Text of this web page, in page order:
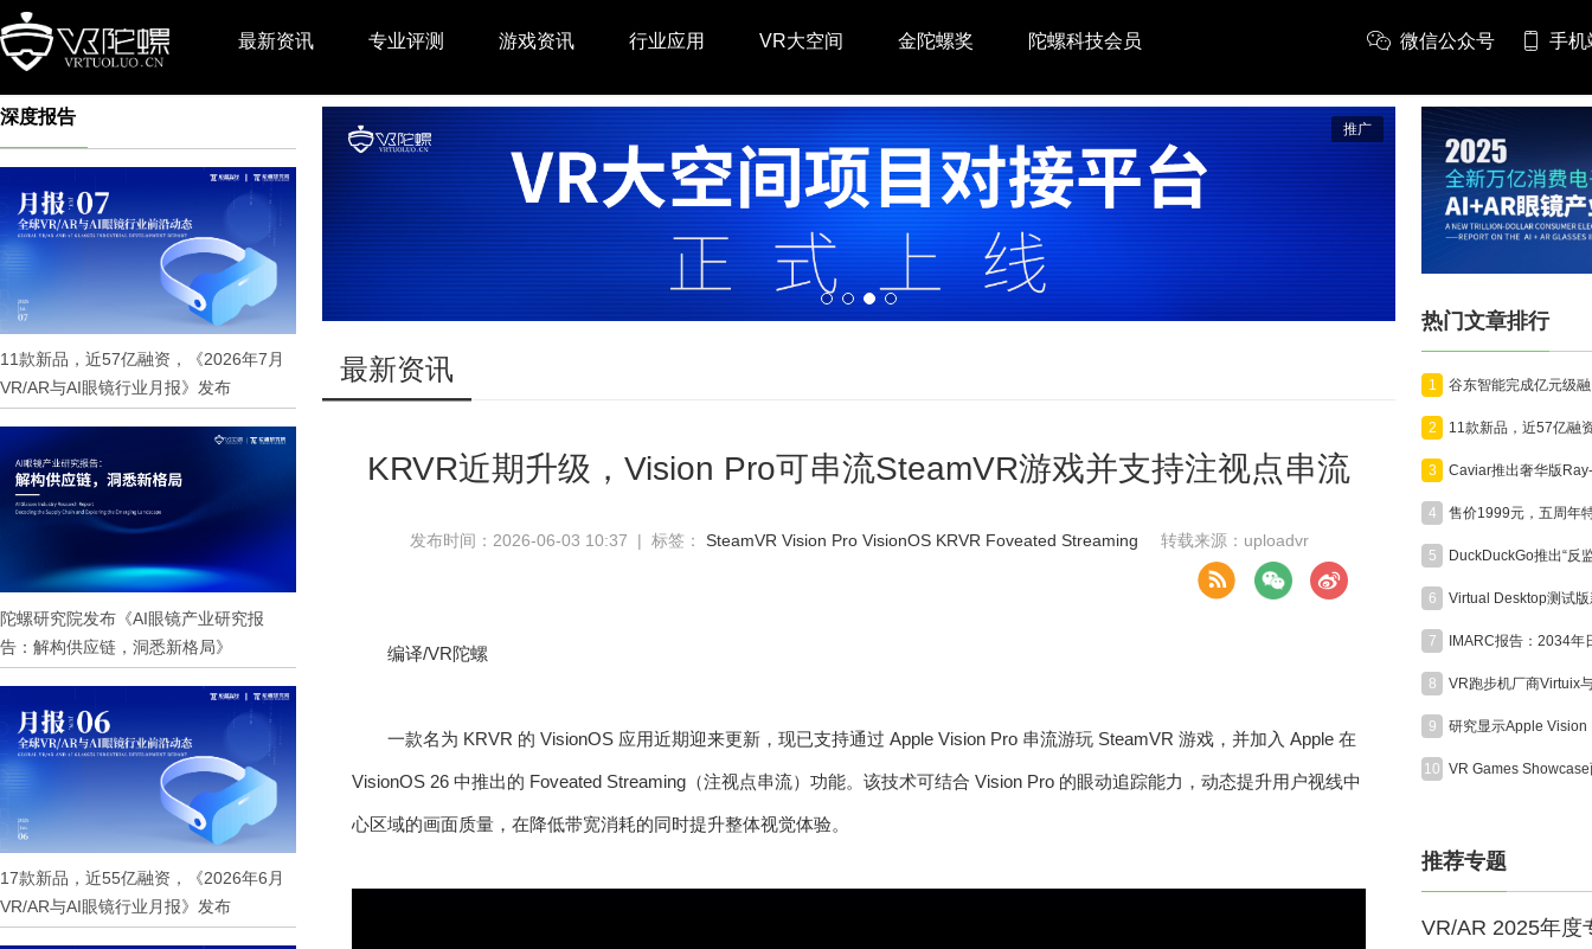
最新资讯 专业评测 游戏资讯 行业应用 VR大空间 金陀螺奖 陀螺科技会员 微信公众号 手机
深度报告
11款新品，近57亿融资，《2026年7月
VR/AR与AI眼镜行业月报》发布
陀螺研究院发布《AI眼镜产业研究报
告：解构供应链，洞悉新格局》
17款新品，近55亿融资，《2026年6月
VR/AR与AI眼镜行业月报》发布
推广
最新资讯
KRVR近期升级，Vision Pro可串流SteamVR游戏并支持注视点串流
发布时间：2026-06-03 10:37 | 标签： SteamVR Vision Pro VisionOS KRVR Foveated Streaming 转载来源：uploadvr
编译/VR陀螺
一款名为 KRVR 的 VisionOS 应用近期迎来更新，现已支持通过 Apple Vision Pro 串流游玩 SteamVR 游戏，并加入 Apple 在
VisionOS 26 中推出的 Foveated Streaming（注视点串流）功能。该技术可结合 Vision Pro 的眼动追踪能力，动态提升用户视线中
心区域的画面质量，在降低带宽消耗的同时提升整体视觉体验。
热门文章排行
1
2
3
4
5
6
7
8
9
10
推荐专题
VR/AR 2025年度